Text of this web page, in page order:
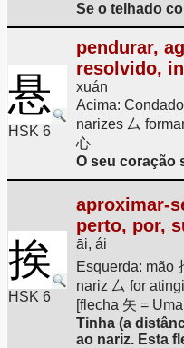
Se o telhado
悬
HSK 6
pendurar,
resolvido,
xuán
Acima:
narizes 厶
心
O seu coração
挨
HSK 6
aproximar-
perto, por,
āi, ái
Esquerda: mão
nariz 厶 for
[flecha 矢 =
Tinha (a
ao nariz. Esta